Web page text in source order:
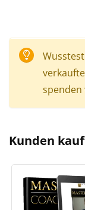
spenden
Kunden